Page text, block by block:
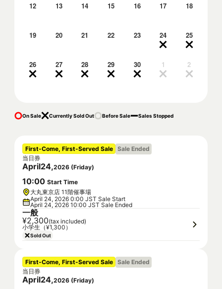
12 13 14 15 16 17 18
19 20 21 22 23 24 25
26 27 28 29 30 1 2
On Sale Currently Sold Out Before Sale Sales Stopped
First-Come, First-Served Sale Sale Ended
当日券
April24,2026 (Friday)
10:00 Start Time
大丸東京店 11階催事場
April 24, 2026 0:00 JST Sale Start
April 24, 2026 10:00 JST Sale Ended
一般
¥2,300(tax included)
小学生（¥1,300）
Sold Out
First-Come, First-Served Sale Sale Ended
当日券
April24,2026 (Friday)